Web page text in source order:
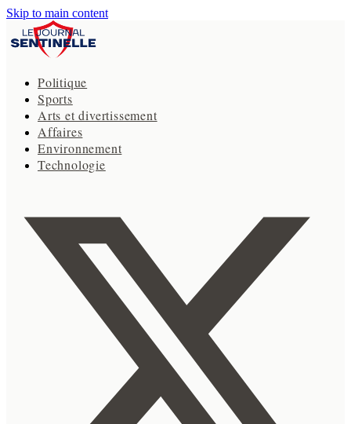
Skip to main content
Politique
Sports
Arts et divertissement
Affaires
Environnement
Technologie